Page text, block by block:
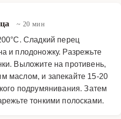
~ 20 мин
Сладкий перец
и плодоножку. Разрежьте
Выложите на противень,
маслом, и запекайте 15-20
подрумянивания. Затем
тонкими полосками.